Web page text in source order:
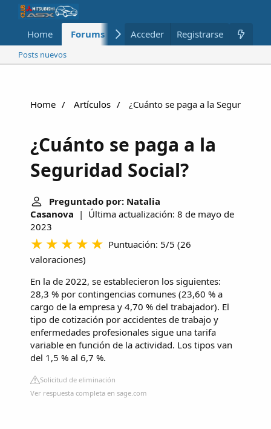
Home Forums Nuevo Miembros
Acceder Registrarse
Posts nuevos
Home Artículos ¿Cuánto se paga a la Seguridad
¿Cuánto se paga a la
Seguridad Social?
Preguntado por: Natalia
Casanova | Última actualización: 8 de mayo de
2023
Puntuación: 5/5 (26
valoraciones)
En la de 2022, se establecieron los siguientes:
28,3 % por contingencias comunes (23,60 % a
cargo de la empresa y 4,70 % del trabajador). El
tipo de cotización por accidentes de trabajo y
enfermedades profesionales sigue una tarifa
variable en función de la actividad. Los tipos van
del 1,5 % al 6,7 %.
Solicitud de eliminación
Ver respuesta completa en sage.com